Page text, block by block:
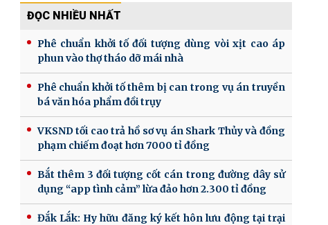
ĐỌC NHIỀU NHẤT
Phê chuẩn khởi tố đối tượng dùng vòi xịt cao áp
phun vào thợ tháo dỡ mái nhà
Phê chuẩn khởi tố thêm bị can trong vụ án truyền
bá văn hóa phẩm đồi trụy
VKSND tối cao trả hồ sơ vụ án Shark Thủy và đồng
phạm chiếm đoạt hơn 7000 tỉ đồng
Bắt thêm 3 đối tượng cốt cán trong đường dây sử
dụng “app tình cảm” lừa đảo hơn 2.300 tỉ đồng
Đắk Lắk: Hy hữu đăng ký kết hôn lưu động tại trại